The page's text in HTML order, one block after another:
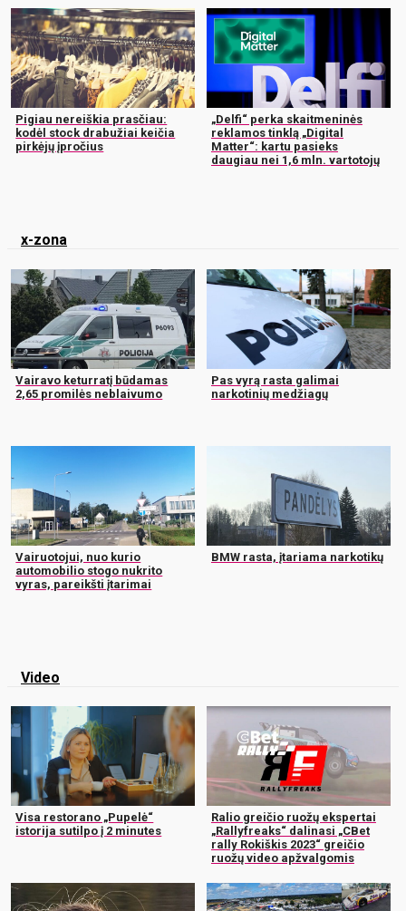
Pigiau nereiškia prasčiau:
kodėl stock drabužiai keičia
pirkėjų įpročius
„Delfi“ perka skaitmeninės
reklamos tinklą „Digital
Matter“: kartu pasieks
daugiau nei 1,6 mln. vartotojų
x-zona
Vairavo keturratį būdamas
2,65 promilės neblaivumo
Pas vyrą rasta galimai
narkotinių medžiagų
Vairuotojui, nuo kurio
automobilio stogo nukrito
vyras, pareikšti įtarimai
BMW rasta, įtariama narkotikų
Video
Visa restorano „Pupelė“
istorija sutilpo į 2 minutes
Ralio greičio ruožų ekspertai
„Rallyfreaks“ dalinasi „CBet
rally Rokiškis 2023“ greičio
ruožų video apžvalgomis